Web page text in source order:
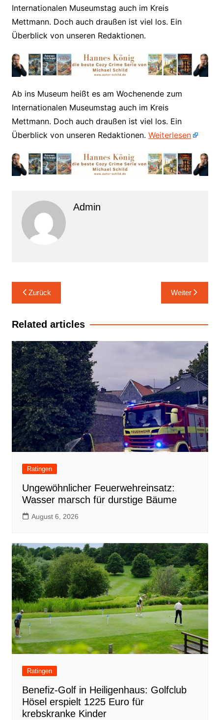
Internationalen Museumstag auch im Kreis
Mettmann. Doch auch draußen ist viel los. Ein
Überblick von unseren Redaktionen.
​Ab ins Museum heißt es am Wochenende zum
Internationalen Museumstag auch im Kreis
Mettmann. Doch auch draußen ist viel los. Ein
Überblick von unseren Redaktionen. Weiterlesen
Admin
Beitrags-
Navigation
Zurück Weiter
Related articles
Ratingen
Ungewöhnlicher Feuerwehreinsatz:
Wasser marsch für durstige Bäume
August 6, 2026
Ratingen
Benefiz-Golf in Heiligenhaus: Golfclub
Hösel erspielt 1225 Euro für
krebskranke Kinder